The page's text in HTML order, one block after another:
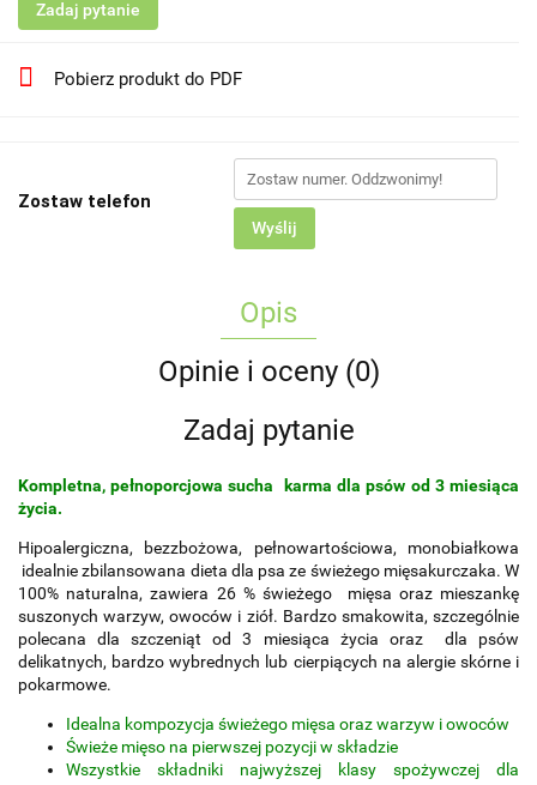
Zadaj pytanie
Pobierz produkt do PDF
Zostaw telefon
Wyślij
Opis
Opinie i oceny (0)
Zadaj pytanie
Kompletna, pełnoporcjowa sucha karma dla psów od 3 miesiąca
życia.
Hipoalergiczna, bezzbożowa, pełnowartościowa, monobiałkowa
idealnie zbilansowana dieta dla psa ze świeżego mięsakurczaka. W
100% naturalna, zawiera 26 % świeżego mięsa oraz mieszankę
suszonych warzyw, owoców i ziół. Bardzo smakowita, szczególnie
polecana dla szczeniąt od 3 miesiąca życia oraz dla psów
delikatnych, bardzo wybrednych lub cierpiących na alergie skórne i
pokarmowe.
Idealna kompozycja świeżego mięsa oraz warzyw i owoców
Świeże mięso na pierwszej pozycji w składzie
Wszystkie składniki najwyższej klasy spożywczej dla